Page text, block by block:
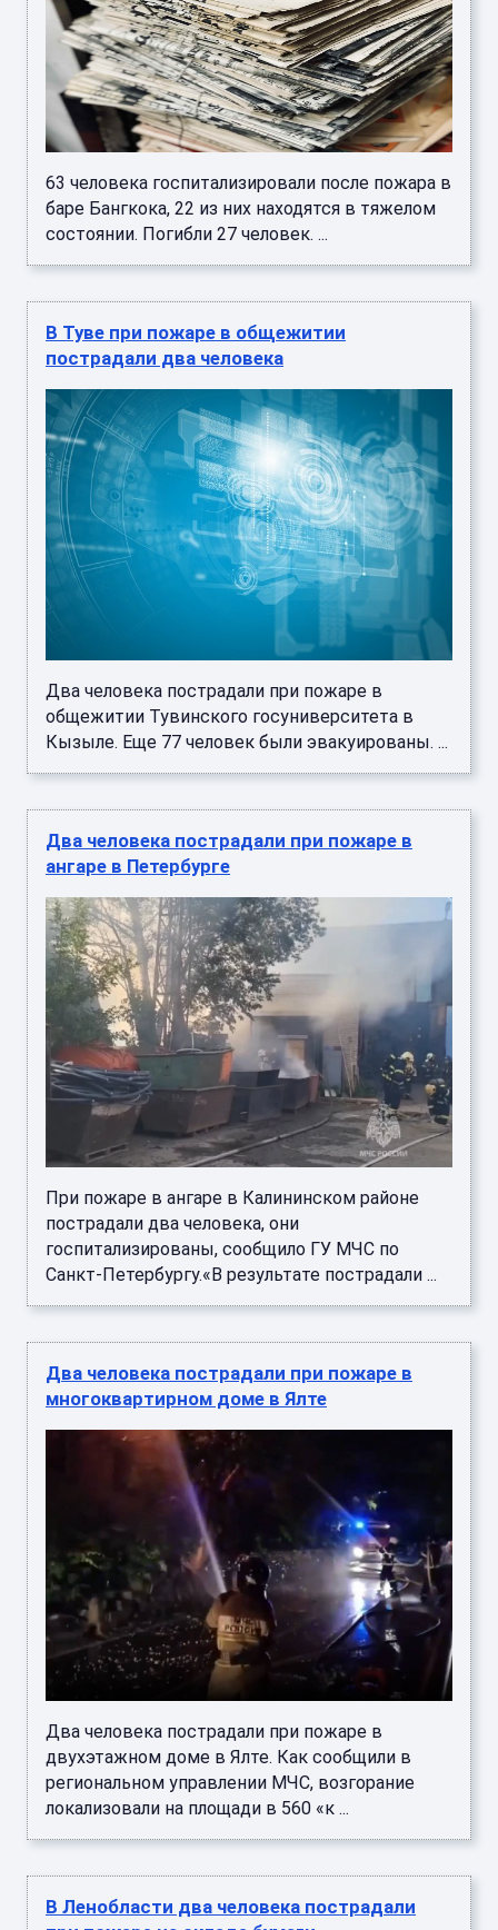
63 человека госпитализировали после пожара в
баре Бангкока, 22 из них находятся в тяжелом
состоянии. Погибли 27 человек. ...
В Туве при пожаре в общежитии
пострадали два человека
Два человека пострадали при пожаре в
общежитии Тувинского госуниверситета в
Кызыле. Еще 77 человек были эвакуированы. ...
Два человека пострадали при пожаре в
ангаре в Петербурге
При пожаре в ангаре в Калининском районе
пострадали два человека, они
госпитализированы, сообщило ГУ МЧС по
Санкт-Петербургу.«В результате пострадали ...
Два человека пострадали при пожаре в
многоквартирном доме в Ялте
Два человека пострадали при пожаре в
двухэтажном доме в Ялте. Как сообщили в
региональном управлении МЧС, возгорание
локализовали на площади в 560 «к ...
В Ленобласти два человека пострадали